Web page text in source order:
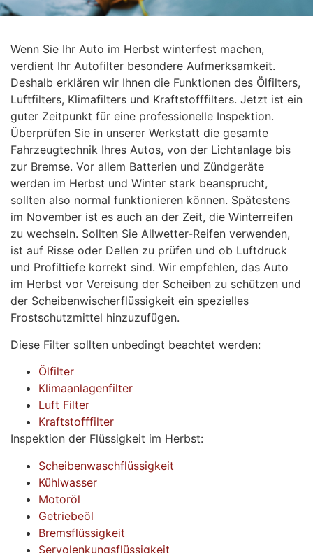
Wenn Sie Ihr Auto im Herbst winterfest machen,
verdient Ihr Autofilter besondere Aufmerksamkeit.
Deshalb erklären wir Ihnen die Funktionen des Ölfilters,
Luftfilters, Klimafilters und Kraftstofffilters. Jetzt ist ein
guter Zeitpunkt für eine professionelle Inspektion.
Überprüfen Sie in unserer Werkstatt die gesamte
Fahrzeugtechnik Ihres Autos, von der Lichtanlage bis
zur Bremse. Vor allem Batterien und Zündgeräte
werden im Herbst und Winter stark beansprucht,
sollten also normal funktionieren können. Spätestens
im November ist es auch an der Zeit, die Winterreifen
zu wechseln. Sollten Sie Allwetter-Reifen verwenden,
ist auf Risse oder Dellen zu prüfen und ob Luftdruck
und Profiltiefe korrekt sind. Wir empfehlen, das Auto
im Herbst vor Vereisung der Scheiben zu schützen und
der Scheibenwischerflüssigkeit ein spezielles
Frostschutzmittel hinzuzufügen.
Diese Filter sollten unbedingt beachtet werden:
Ölfilter
Klimaanlagenfilter
Luft Filter
Kraftstofffilter
Inspektion der Flüssigkeit im Herbst:
Scheibenwaschflüssigkeit
Kühlwasser
Motoröl
Getriebeöl
Bremsflüssigkeit
Servolenkungsflüssigkeit